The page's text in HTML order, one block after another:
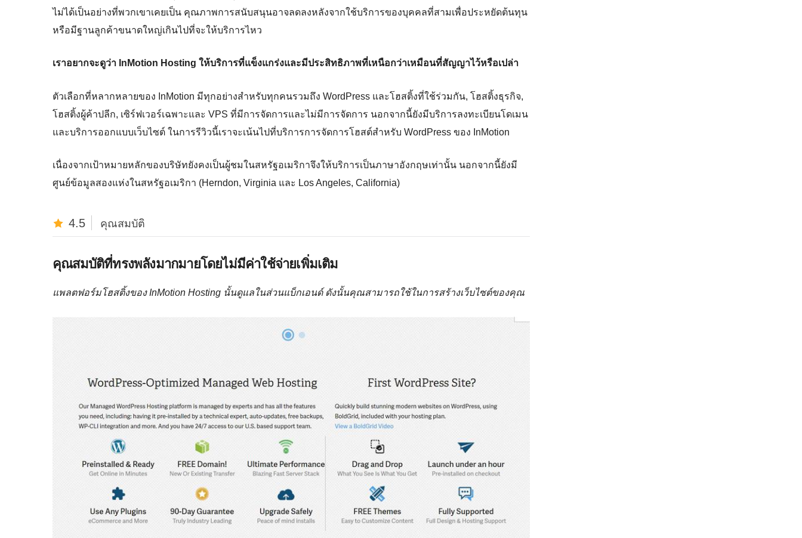
ไม่ได้เป็นอย่างที่พวกเขาเคยเป็น คุณภาพการสนับสนุนอาจลดลงหลังจากใช้บริการของบุคคลที่สามเพื่อประหยัดต้นทุน
หรือมีฐานลูกค้าขนาดใหญ่เกินไปที่จะให้บริการไหว
เราอยากจะดูว่า InMotion Hosting ให้บริการที่แข็งแกร่งและมีประสิทธิภาพที่เหนือกว่าเหมือนที่สัญญาไว้หรือเปล่า
ตัวเลือกที่หลากหลายของ InMotion มีทุกอย่างสำหรับทุกคนรวมถึง WordPress และโฮสติ้งที่ใช้ร่วมกัน, โฮสติ้งธุรกิจ,
โฮสติ้งผู้ค้าปลีก, เซิร์ฟเวอร์เฉพาะและ VPS ที่มีการจัดการและไม่มีการจัดการ นอกจากนี้ยังมีบริการลงทะเบียนโดเมน
และบริการออกแบบเว็บไซต์ ในการรีวิวนี้เราจะเน้นไปที่บริการการจัดการโฮสต์สำหรับ WordPress ของ InMotion
เนื่องจากเป้าหมายหลักของบริษัทยังคงเป็นผู้ชมในสหรัฐอเมริกาจึงให้บริการเป็นภาษาอังกฤษเท่านั้น นอกจากนี้ยังมี
ศูนย์ข้อมูลสองแห่งในสหรัฐอเมริกา (Herndon, Virginia และ Los Angeles, California)
4.5 คุณสมบัติ
คุณสมบัติที่ทรงพลังมากมายโดยไม่มีค่าใช้จ่ายเพิ่มเติม
แพลตฟอร์มโฮสติ้งของ InMotion Hosting นั้นดูแลในส่วนแบ็กเอนด์ ดังนั้นคุณสามารถใช้ในการสร้างเว็บไซต์ของคุณ